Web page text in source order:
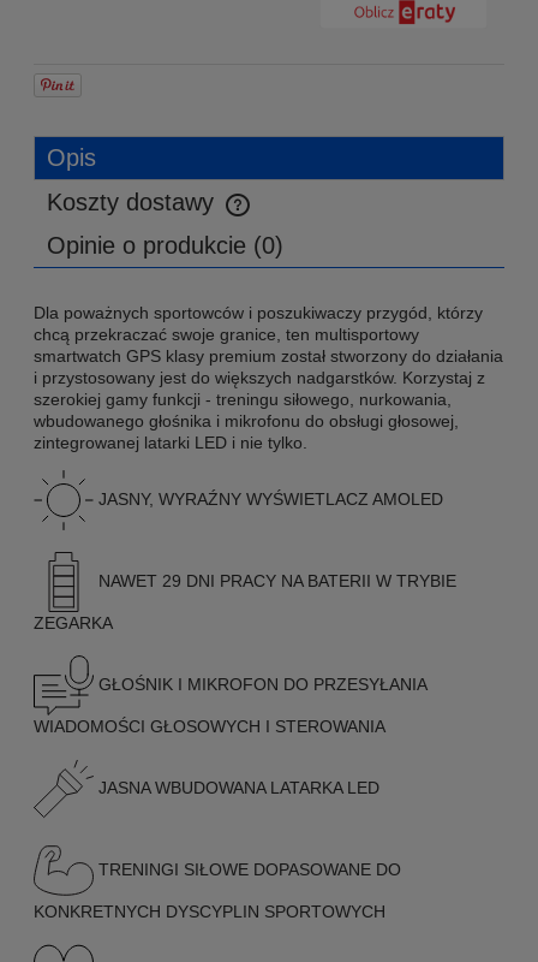
Opis
Koszty dostawy
Cena nie zawiera ewentualnych kosztów płatności
Opinie o produkcie (0)
Dla poważnych sportowców i poszukiwaczy przygód, którzy
chcą przekraczać swoje granice, ten multisportowy
smartwatch GPS klasy premium został stworzony do działania
i przystosowany jest do większych nadgarstków. Korzystaj z
szerokiej gamy funkcji - treningu siłowego, nurkowania,
wbudowanego głośnika i mikrofonu do obsługi głosowej,
zintegrowanej latarki LED i nie tylko.
JASNY, WYRAŹNY WYŚWIETLACZ AMOLED
NAWET 29 DNI PRACY NA BATERII W TRYBIE
ZEGARKA
GŁOŚNIK I MIKROFON DO PRZESYŁANIA
WIADOMOŚCI GŁOSOWYCH I STEROWANIA
JASNA WBUDOWANA LATARKA LED
TRENINGI SIŁOWE DOPASOWANE DO
KONKRETNYCH DYSCYPLIN SPORTOWYCH